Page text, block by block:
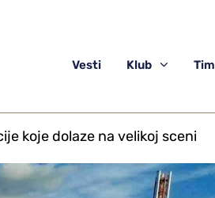
Vesti Klub Tim
koje dolaze na velikoj sceni